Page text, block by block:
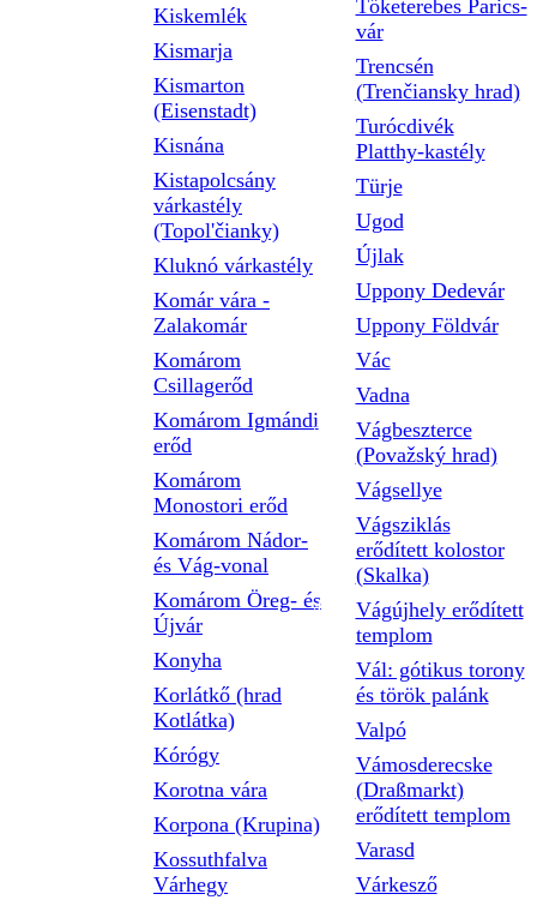
Kiskemlék
Kismarja
Kismarton
(Eisenstadt)
Kisnána
Kistapolcsány
várkastély
(Topol'čianky)
Kluknó várkastély
Komár vára -
Zalakomár
Komárom
Csillagerőd
Komárom Igmándi
erőd
Komárom
Monostori erőd
Komárom Nádor-
és Vág-vonal
Komárom Öreg- és
Újvár
Konyha
Korlátkő (hrad
Kotlátka)
Kórógy
Korotna vára
Korpona (Krupina)
Kossuthfalva
Várhegy
Tőketerebes Parics-
vár
Trencsén
(Trenčiansky hrad)
Turócdivék
Platthy-kastély
Türje
Ugod
Újlak
Uppony Dedevár
Uppony Földvár
Vác
Vadna
Vágbeszterce
(Považský hrad)
Vágsellye
Vágsziklás
erődített kolostor
(Skalka)
Vágújhely erődített
templom
Vál: gótikus torony
és török palánk
Valpó
Vámosderecske
(Draßmarkt)
erődített templom
Varasd
Várkesző